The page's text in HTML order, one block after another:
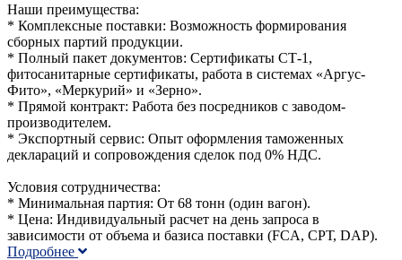
Наши преимущества:
* Комплексные поставки: Возможность формирования
сборных партий продукции.
* Полный пакет документов: Сертификаты СТ-1,
фитосанитарные сертификаты, работа в системах «Аргус-
Фито», «Меркурий» и «Зерно».
* Прямой контракт: Работа без посредников с заводом-
производителем.
* Экспортный сервис: Опыт оформления таможенных
деклараций и сопровождения сделок под 0% НДС.
Условия сотрудничества:
* Минимальная партия: От 68 тонн (один вагон).
* Цена: Индивидуальный расчет на день запроса в
зависимости от объема и базиса поставки (FCA, CPТ, DAP).
Подробнее